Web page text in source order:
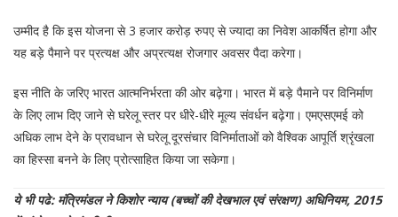
उम्मीद है कि इस योजना से 3 हजार करोड़ रुपए से ज्यादा का निवेश आकर्षित होगा और
यह बड़े पैमाने पर प्रत्यक्ष और अप्रत्यक्ष रोजगार अवसर पैदा करेगा।
इस नीति के जरिए भारत आत्मनिर्भरता की ओर बढ़ेगा। भारत में बड़े पैमाने पर विनिर्माण
के लिए लाभ दिए जाने से घरेलू स्तर पर धीरे-धीरे मूल्य संवर्धन बढ़ेगा। एमएसएमई को
अधिक लाभ देने के प्रावधान से घरेलू दूरसंचार विनिर्माताओं को वैश्विक आपूर्ति श्रृंखला
का हिस्सा बनने के लिए प्रोत्साहित किया जा सकेगा।
ये भी पढे: मंत्रिमंडल ने किशोर न्याय (बच्चों की देखभाल एवं संरक्षण) अधिनियम, 2015